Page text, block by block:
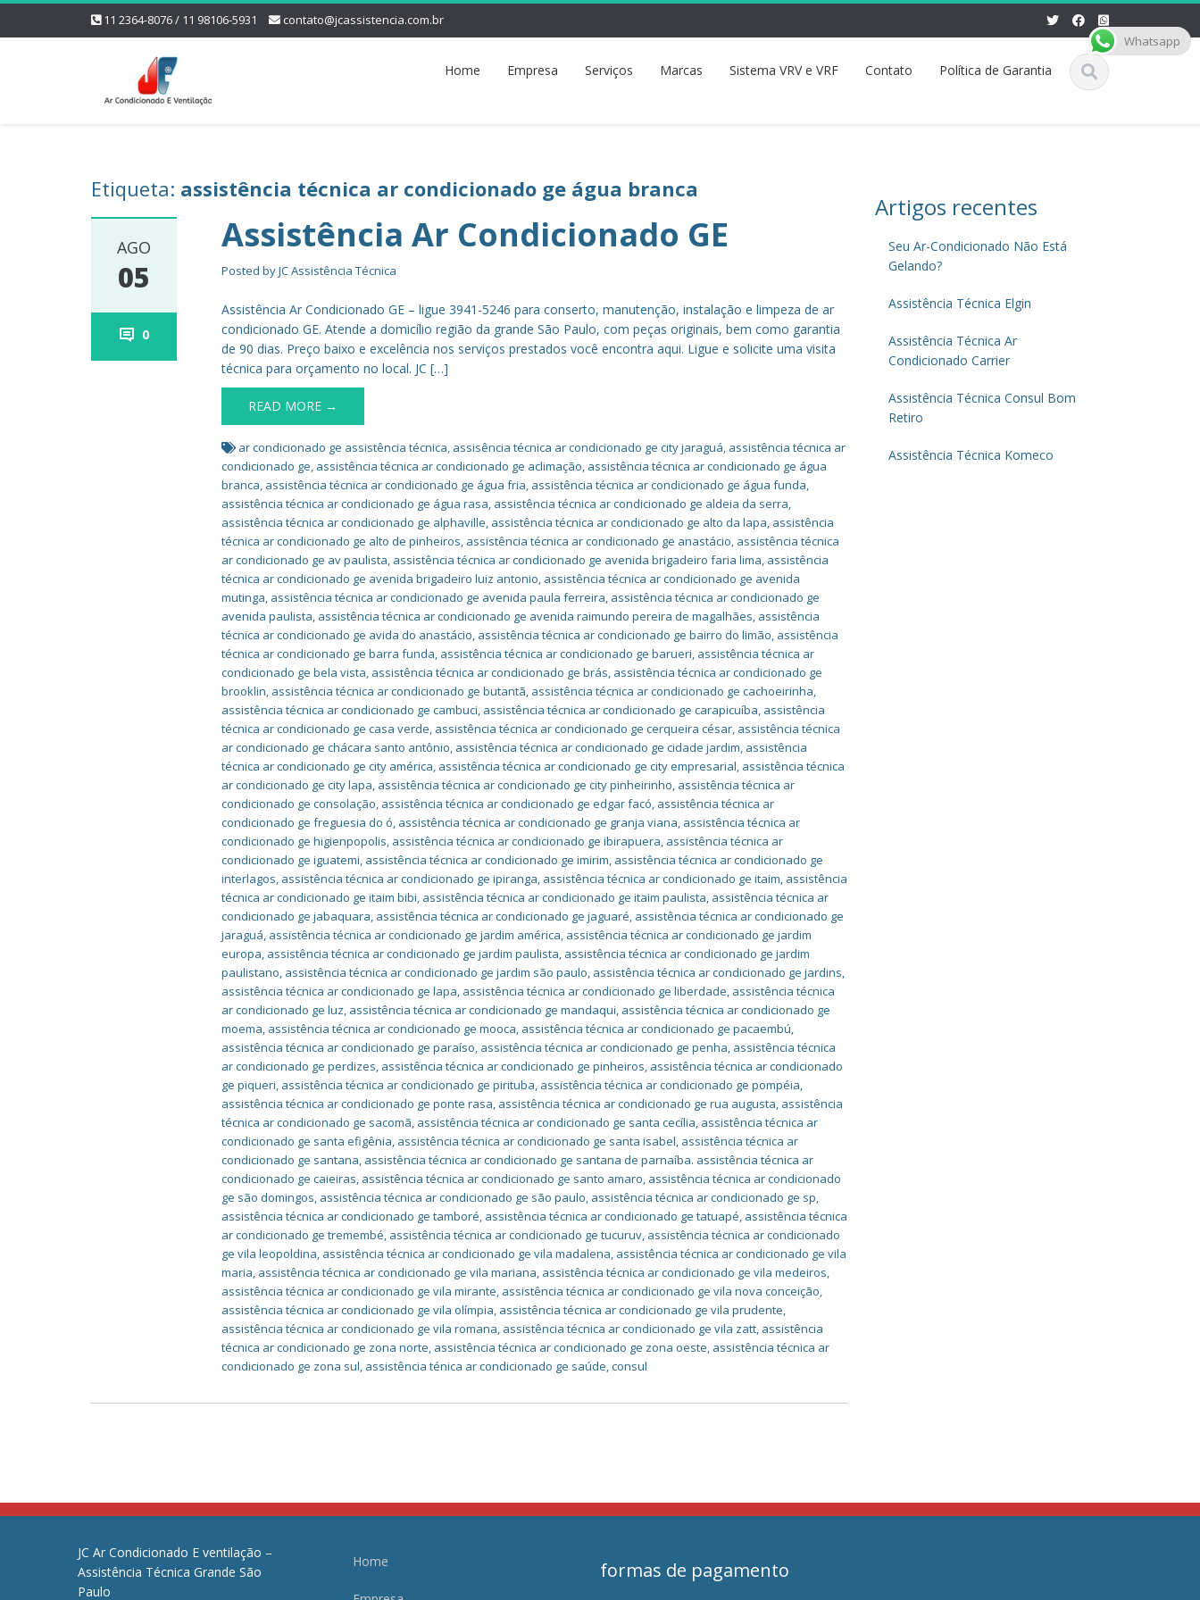
11 2364-8076 / 11 98106-5931 contato@jcassistencia.com.br
Home Empresa Serviços Marcas Sistema VRV e VRF Contato Política de Garantia
Etiqueta: assistência técnica ar condicionado ge água branca
AGO
05
0
Assistência Ar Condicionado GE
Posted byJC Assistência Técnica
Assistência Ar Condicionado GE – ligue 3941-5246 para conserto, manutenção, instalação e limpeza de ar
condicionado GE. Atende a domicílio região da grande São Paulo, com peças originais, bem como garantia
de 90 dias. Preço baixo e excelência nos serviços prestados você encontra aqui. Ligue e solicite uma visita
técnica para orçamento no local. JC […]
READ MORE →
ar condicionado ge assistência técnica, assisência técnica ar condicionado ge city jaraguá, assistência técnica ar
condicionado ge, assistência técnica ar condicionado ge aclimação, assistência técnica ar condicionado ge água
branca, assistência técnica ar condicionado ge água fria, assistência técnica ar condicionado ge água funda,
assistência técnica ar condicionado ge água rasa, assistência técnica ar condicionado ge aldeia da serra,
assistência técnica ar condicionado ge alphaville, assistência técnica ar condicionado ge alto da lapa, assistência
técnica ar condicionado ge alto de pinheiros, assistência técnica ar condicionado ge anastácio, assistência técnica
ar condicionado ge av paulista, assistência técnica ar condicionado ge avenida brigadeiro faria lima, assistência
técnica ar condicionado ge avenida brigadeiro luiz antonio, assistência técnica ar condicionado ge avenida
mutinga, assistência técnica ar condicionado ge avenida paula ferreira, assistência técnica ar condicionado ge
avenida paulista, assistência técnica ar condicionado ge avenida raimundo pereira de magalhães, assistência
técnica ar condicionado ge avida do anastácio, assistência técnica ar condicionado ge bairro do limão, assistência
técnica ar condicionado ge barra funda, assistência técnica ar condicionado ge barueri, assistência técnica ar
condicionado ge bela vista, assistência técnica ar condicionado ge brás, assistência técnica ar condicionado ge
brooklin, assistência técnica ar condicionado ge butantã, assistência técnica ar condicionado ge cachoeirinha,
assistência técnica ar condicionado ge cambuci, assistência técnica ar condicionado ge carapicuíba, assistência
técnica ar condicionado ge casa verde, assistência técnica ar condicionado ge cerqueira césar, assistência técnica
ar condicionado ge chácara santo antônio, assistência técnica ar condicionado ge cidade jardim, assistência
técnica ar condicionado ge city américa, assistência técnica ar condicionado ge city empresarial, assistência técnica
ar condicionado ge city lapa, assistência técnica ar condicionado ge city pinheirinho, assistência técnica ar
condicionado ge consolação, assistência técnica ar condicionado ge edgar facó, assistência técnica ar
condicionado ge freguesia do ó, assistência técnica ar condicionado ge granja viana, assistência técnica ar
condicionado ge higienpopolis, assistência técnica ar condicionado ge ibirapuera, assistência técnica ar
condicionado ge iguatemi, assistência técnica ar condicionado ge imirim, assistência técnica ar condicionado ge
interlagos, assistência técnica ar condicionado ge ipiranga, assistência técnica ar condicionado ge itaim, assistência
técnica ar condicionado ge itaim bibi, assistência técnica ar condicionado ge itaim paulista, assistência técnica ar
condicionado ge jabaquara, assistência técnica ar condicionado ge jaguaré, assistência técnica ar condicionado ge
jaraguá, assistência técnica ar condicionado ge jardim américa, assistência técnica ar condicionado ge jardim
europa, assistência técnica ar condicionado ge jardim paulista, assistência técnica ar condicionado ge jardim
paulistano, assistência técnica ar condicionado ge jardim são paulo, assistência técnica ar condicionado ge jardins,
assistência técnica ar condicionado ge lapa, assistência técnica ar condicionado ge liberdade, assistência técnica
ar condicionado ge luz, assistência técnica ar condicionado ge mandaqui, assistência técnica ar condicionado ge
moema, assistência técnica ar condicionado ge mooca, assistência técnica ar condicionado ge pacaembú,
assistência técnica ar condicionado ge paraíso, assistência técnica ar condicionado ge penha, assistência técnica
ar condicionado ge perdizes, assistência técnica ar condicionado ge pinheiros, assistência técnica ar condicionado
ge piqueri, assistência técnica ar condicionado ge pirituba, assistência técnica ar condicionado ge pompéia,
assistência técnica ar condicionado ge ponte rasa, assistência técnica ar condicionado ge rua augusta, assistência
técnica ar condicionado ge sacomã, assistência técnica ar condicionado ge santa cecília, assistência técnica ar
condicionado ge santa efigênia, assistência técnica ar condicionado ge santa isabel, assistência técnica ar
condicionado ge santana, assistência técnica ar condicionado ge santana de parnaíba. assistência técnica ar
condicionado ge caieiras, assistência técnica ar condicionado ge santo amaro, assistência técnica ar condicionado
ge são domingos, assistência técnica ar condicionado ge são paulo, assistência técnica ar condicionado ge sp,
assistência técnica ar condicionado ge tamboré, assistência técnica ar condicionado ge tatuapé, assistência técnica
ar condicionado ge tremembé, assistência técnica ar condicionado ge tucuruv, assistência técnica ar condicionado
ge vila leopoldina, assistência técnica ar condicionado ge vila madalena, assistência técnica ar condicionado ge vila
maria, assistência técnica ar condicionado ge vila mariana, assistência técnica ar condicionado ge vila medeiros,
assistência técnica ar condicionado ge vila mirante, assistência técnica ar condicionado ge vila nova conceição,
assistência técnica ar condicionado ge vila olímpia, assistência técnica ar condicionado ge vila prudente,
assistência técnica ar condicionado ge vila romana, assistência técnica ar condicionado ge vila zatt, assistência
técnica ar condicionado ge zona norte, assistência técnica ar condicionado ge zona oeste, assistência técnica ar
condicionado ge zona sul, assistência ténica ar condicionado ge saúde,consul
Artigos recentes
Seu Ar-Condicionado Não Está
Gelando?
Assistência Técnica Elgin
Assistência Técnica Ar
Condicionado Carrier
Assistência Técnica Consul Bom
Retiro
Assistência Técnica Komeco
JC Ar Condicionado E ventilação –
Assistência Técnica Grande São
Paulo
Home formas de pagamento
Whatsapp